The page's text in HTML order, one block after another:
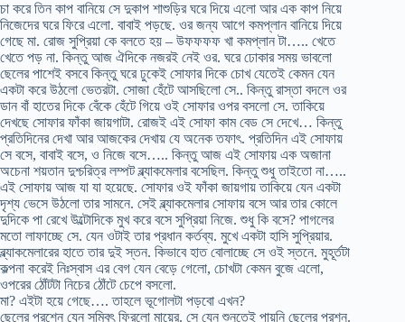
চা করে তিন কাপ বানিয়ে সে দুকাপ শাশুড়ির ঘরে দিয়ে এলো আর এক কাপ নিয়ে
নিজেদের ঘরে ফিরে এলো. বাবাই পড়ছে. ওর জন্য আগে কমপ্লান বানিয়ে দিয়ে
গেছে মা. রোজ সুপ্রিয়া কে বলতে হয় – উফফফফ খা কমপ্লান টা….. খেতে
খেতে পড় না. কিন্তু আজ ঐদিকে নজরই নেই ওর. ঘরে ঢোকার সময় ভাবলো
ছেলের পাশেই বসবে কিন্তু ঘরে ঢুকেই সোফার দিকে চোখ যেতেই কেমন যেন
একটা করে উঠলো ভেতরটা. সোজা হেঁটে আসছিলো সে.. কিন্তু রাস্তা বদলে ওর
ডান বাঁ হাতের দিকে বেঁকে হেঁটে গিয়ে ওই সোফার ওপর বসলো সে. তাকিয়ে
দেখছে সোফার ফাঁকা জায়গাটা. রোজই এই সোফা কাম বেড সে দেখে… কিন্তু
প্রতিদিনের দেখা আর আজকের দেখায় যে অনেক তফাৎ. প্রতিদিন এই সোফায়
সে বসে, বাবাই বসে, ও নিজে বসে….. কিন্তু আজ এই সোফায় এক অজানা
অচেনা শয়তান দুশ্চরিত্র লম্পট ব্ল্যাকমেলার বসেছিল. কিন্তু শুধু তাইতো না…..
এই সোফায় আজ যা যা হয়েছে. সোফার ওই ফাঁকা জায়গায় তাকিয়ে যেন একটা
দৃশ্য ভেসে উঠলো তার সামনে. সেই ব্ল্যাকমেলার সোফায় বসে আর তার কোলে
দুদিকে পা রেখে উল্টোদিকে মুখ করে বসে সুপ্রিয়া নিজে. শুধু কি বসে? পাগলের
মতো লাফাচ্ছে সে. যেন ওটাই তার প্রধান কর্তব্য. মুখে একটা হাসি সুপ্রিয়ার.
ব্ল্যাকমেলারের হাতে তার দুই স্তন. কিভাবে হাত বোলাচ্ছে সে ওই স্তনে. মুহূর্তটা
কল্পনা করেই নিঃস্বাস এর বেগ যেন বেড়ে গেলো, চোখটা কেমন বুজে এলো,
ওপরের ঠোঁটটা নিচের ঠোঁটে চেপে বসলো.
মা? এইটা হয়ে গেছে…. তাহলে ভূগোলটা পড়বো এখন?
ছেলের প্রশ্নে যেন সম্বিৎ ফিরলো মায়ের. সে যেন শুনতেই পায়নি ছেলের প্রশ্ন.